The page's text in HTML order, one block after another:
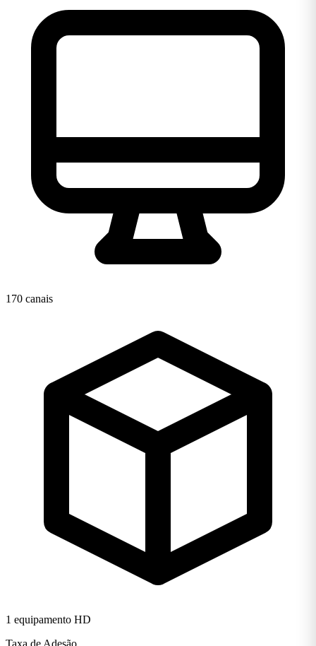
170 canais
1 equipamento HD
Taxa de Adesão